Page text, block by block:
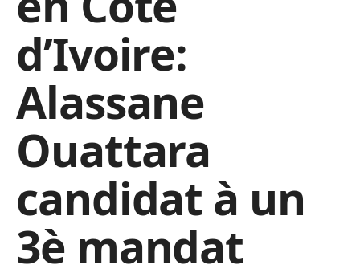
d’Ivoire:
Alassane
Ouattara
candidat à un
3è mandat